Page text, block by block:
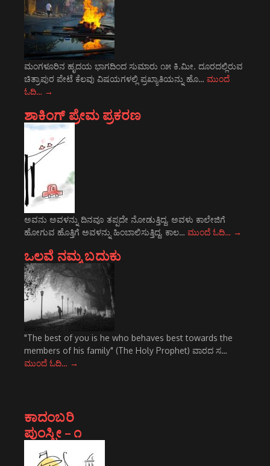
ಮಂಗಳೂರಿನ ಹೃದಯ ಭಾಗದಿಂದ ಸುಮಾರು ೧೫ ಕಿ.ಮೀ. ದೂರದಲ್ಲಿರುವ
ಚಿತ್ರಾಪುರ ಪೇಟೆ ಕೆಲವು ವಿಷಯಗಳಲ್ಲಿ ಪ್ರಖ್ಯಾತಿಯನ್ನು ಹೊ… ಮುಂದೆ
ಓದಿ… →
ಶಾಕಿಂಗ್ ಪ್ರೇಮ ಪ್ರಕರಣ
ಅವನು ಅವಳನ್ನು ದಿನವೂ ತಪ್ಪದೇ ನೋಡುತ್ತಿದ್ದ. ಅವಳು ಕಾಲೇಜಿಗೆ
ಹೋಗುವ ಹೊತ್ತಿಗೆ ಅವಳನ್ನು ಹಿಂಬಾಲಿಸುತ್ತಿದ್ದ. ಕಾಲ… ಮುಂದೆ ಓದಿ… →
ಒಲವೆ ನಮ್ಮ ಬದುಕು
"The best of you is he who behaves best towards the
members of his family" (The Holy Prophet) ವಾರದ ಸ…
ಮುಂದೆ ಓದಿ… →
ಕಾದಂಬರಿ
ಪುಂಸ್ತ್ರೀ – ೧